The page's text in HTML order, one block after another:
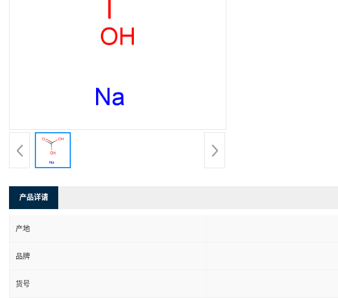
产品详请
产地
品牌
货号